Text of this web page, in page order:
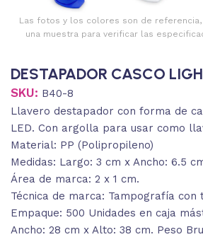
Las fotos y los colores son de
una muestra para verificar las
DESTAPADOR CASCO
SKU: B40-8
Llavero destapador con forma de
LED. Con argolla para usar como
Material: PP (Polipropileno)
Medidas: Largo: 3 cm x Ancho: 6.5
Área de marca: 2 x 1 cm.
Técnica de marca: Tampografía con
Empaque: 500 Unidades en caja
Ancho: 28 cm x Alto: 38 cm. Peso